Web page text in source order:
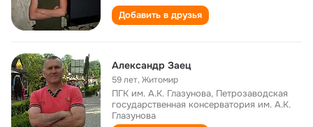
Добавить в друзья
Александр Заец
59 лет,Житомир
ПГК им. А.К. Глазунова, Петрозаводская
государственная консерватория им. А.К.
Глазунова